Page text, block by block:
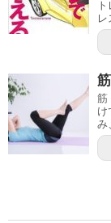
筋
け
み